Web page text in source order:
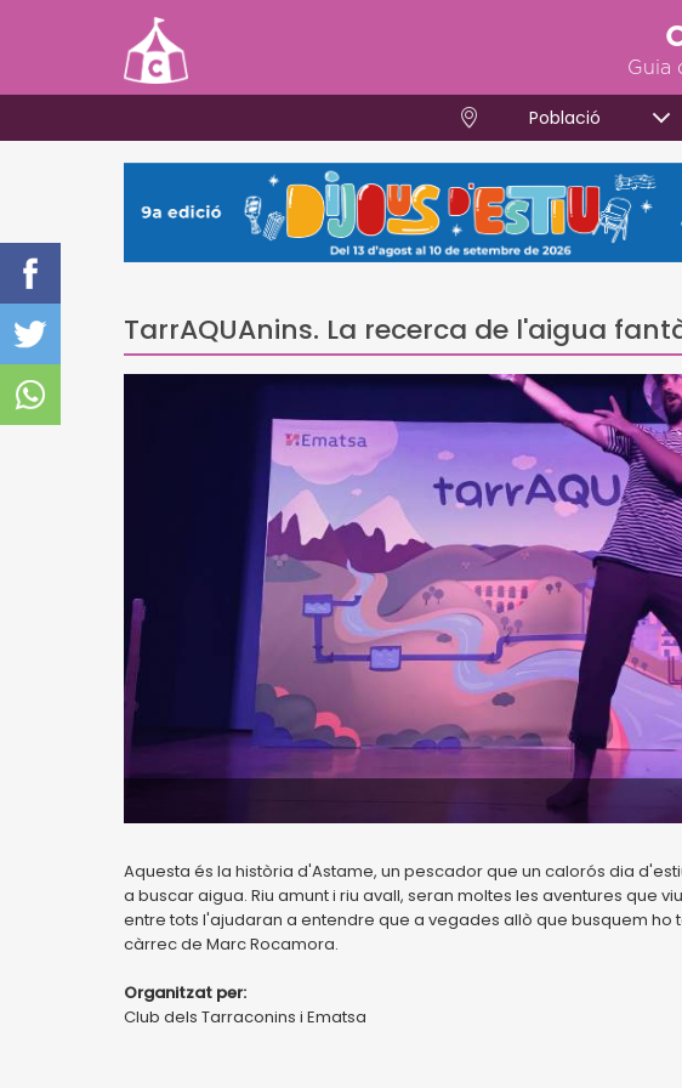
Guia
Població
TarrAQUAnins. La recerca de l'aigua
Aquesta és la història d'Astame, un pescador que un calorós dia
a buscar aigua. Riu amunt i riu avall, seran moltes les aventures que
entre tots l'ajudaran a entendre que a vegades allò que busquem ho
càrrec de Marc Rocamora.
Organitzat per:
Club dels Tarraconins i Ematsa